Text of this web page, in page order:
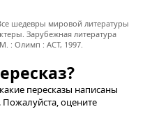
шедевры мировой литературы
Зарубежная литература
: Олимп : ACT, 1997.
пересказы написаны
оцените